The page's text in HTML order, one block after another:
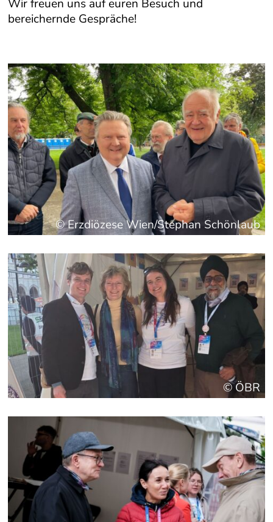
Wir freuen uns auf euren Besuch und
bereichernde Gespräche!
© Erzdiözese Wien/Stephan Schönlaub
© ÖBR